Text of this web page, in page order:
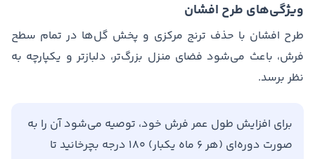
ویژگی‌های طرح افشان
طرح افشان با حذف ترنج مرکزی و پخش گل‌ها در تمام سطح
فرش، باعث می‌شود فضای منزل بزرگ‌تر، دلبازتر و یکپارچه به
نظر برسد.
برای افزایش طول عمر فرش خود، توصیه می‌شود آن را به
صورت دوره‌ای (هر ۶ ماه یکبار) ۱۸۰ درجه بچرخانید تا